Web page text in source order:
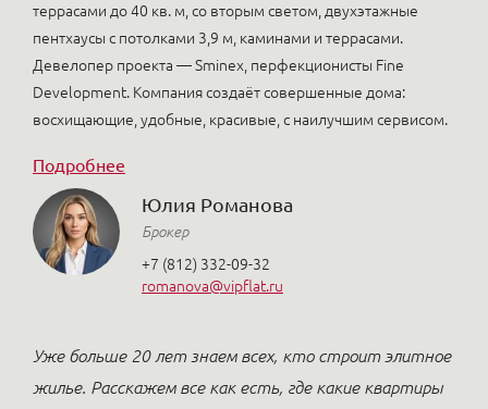
террасами до 40 кв. м, со вторым светом, двухэтажные
пентхаусы с потолками 3,9 м, каминами и террасами.
Девелопер проекта — Sminex, перфекционисты Fine
Development. Компания создаёт совершенные дома:
восхищающие, удобные, красивые, с наилучшим сервисом.
Подробнее
Юлия Романова
Брокер
+7 (812) 332-09-32
romanova@vipflat.ru
Уже больше 20 лет знаем всех, кто строит элитное
жилье. Расскажем все как есть, где какие квартиры